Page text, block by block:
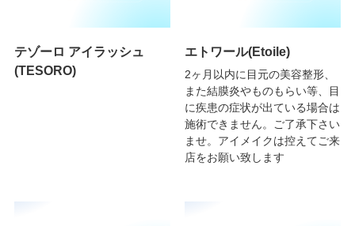
テゾーロ アイラッシュ
(TESORO)
エトワール(Etoile)
2ヶ月以内に目元の美容整形、
また結膜炎やものもらい等、目
に疾患の症状が出ている場合は
施術できません。ご了承下さい
ませ。アイメイクは控えてご来
店をお願い致します